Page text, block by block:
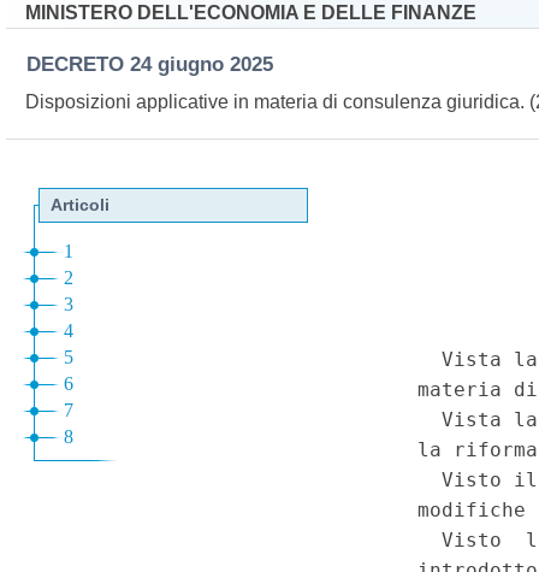
MINISTERO DELL'ECONOMIA E DELLE FINANZE
DECRETO 24 giugno 2025
Disposizioni applicative in materia di consulenza giuridica.